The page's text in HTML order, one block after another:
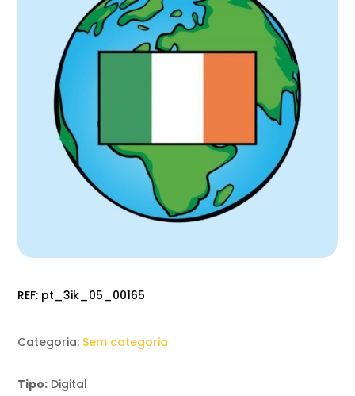
REF: pt_3ik_05_00165
Categoria: Sem categoria
Tipo: Digital